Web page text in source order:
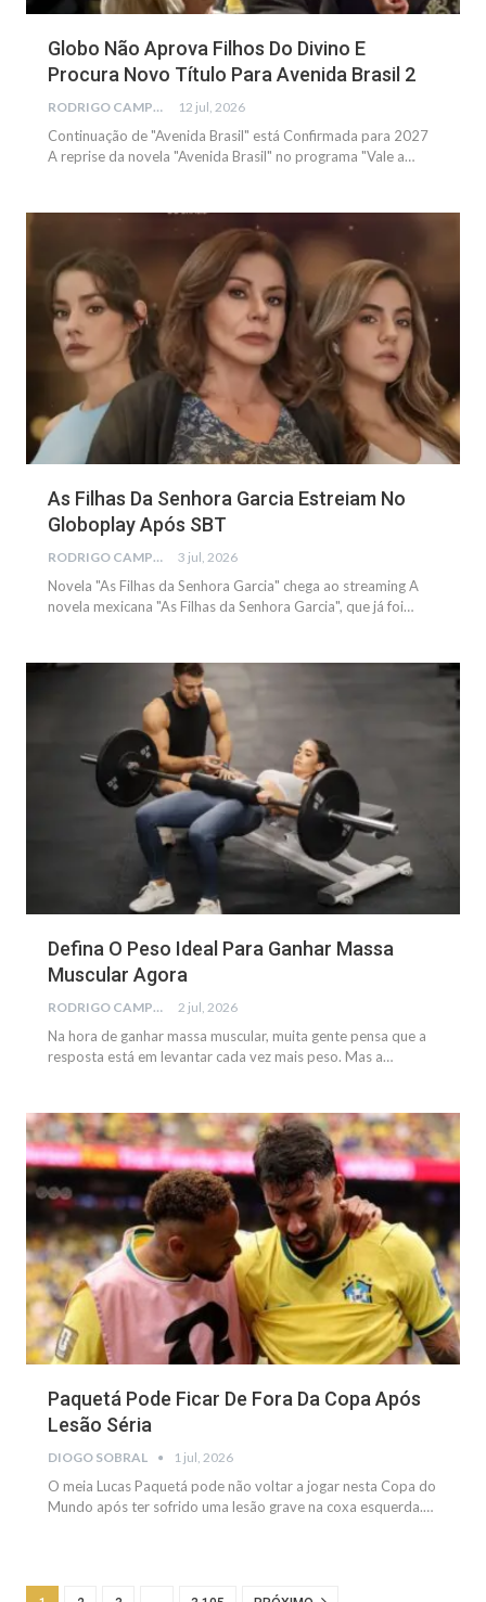
Globo Não Aprova Filhos Do Divino E
Procura Novo Título Para Avenida Brasil 2
RODRIGO CAMPOS 12 jul, 2026
Continuação de "Avenida Brasil" está Confirmada para 2027
A reprise da novela "Avenida Brasil" no programa "Vale a…
As Filhas Da Senhora Garcia Estreiam No
Globoplay Após SBT
RODRIGO CAMPOS 3 jul, 2026
Novela "As Filhas da Senhora Garcia" chega ao streaming A
novela mexicana "As Filhas da Senhora Garcia", que já foi…
Defina O Peso Ideal Para Ganhar Massa
Muscular Agora
RODRIGO CAMPOS 2 jul, 2026
Na hora de ganhar massa muscular, muita gente pensa que a
resposta está em levantar cada vez mais peso. Mas a…
NOTÍCIAS
Paquetá Pode Ficar De Fora Da Copa Após
Lesão Séria
DIOGO SOBRAL 1 jul, 2026
O meia Lucas Paquetá pode não voltar a jogar nesta Copa do
Mundo após ter sofrido uma lesão grave na coxa esquerda.…